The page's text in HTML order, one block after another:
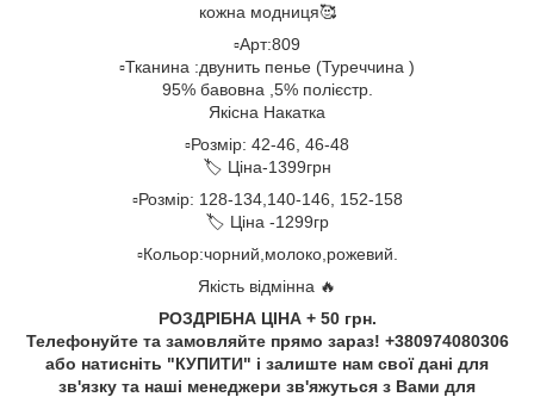
кожна модниця🥰
▫️Арт:809
▫️Тканина :двунить пенье (Туреччина )
95% бавовна ,5% полієстр.
Якісна Накатка
▫️Розмір: 42-46, 46-48
🏷️ Ціна-1399грн
▫️Розмір: 128-134,140-146, 152-158
🏷️ Ціна -1299гр
▫️Кольор:чорний,молоко,рожевий.
Якість відмінна 🔥
РОЗДРІБНА ЦІНА + 50 грн.
Телефонуйте та замовляйте прямо зараз! +380974080306
або натисніть "КУПИТИ" і залиште нам свої дані для
зв'язку та наші менеджери зв'яжуться з Вами для